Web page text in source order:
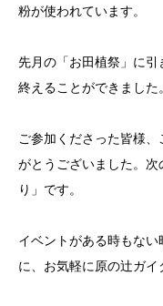
粉が使われています。
先月の「お田植祭」に
終えることができました
ご参加くださった皆様
がとうございました。
り」です。
イベントがある時もな
に、お気軽に原の辻ガイ